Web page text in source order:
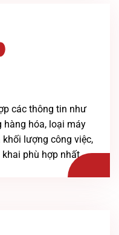
các thông tin như
hóa, loại máy
lượng công việc,
phù hợp nhất.